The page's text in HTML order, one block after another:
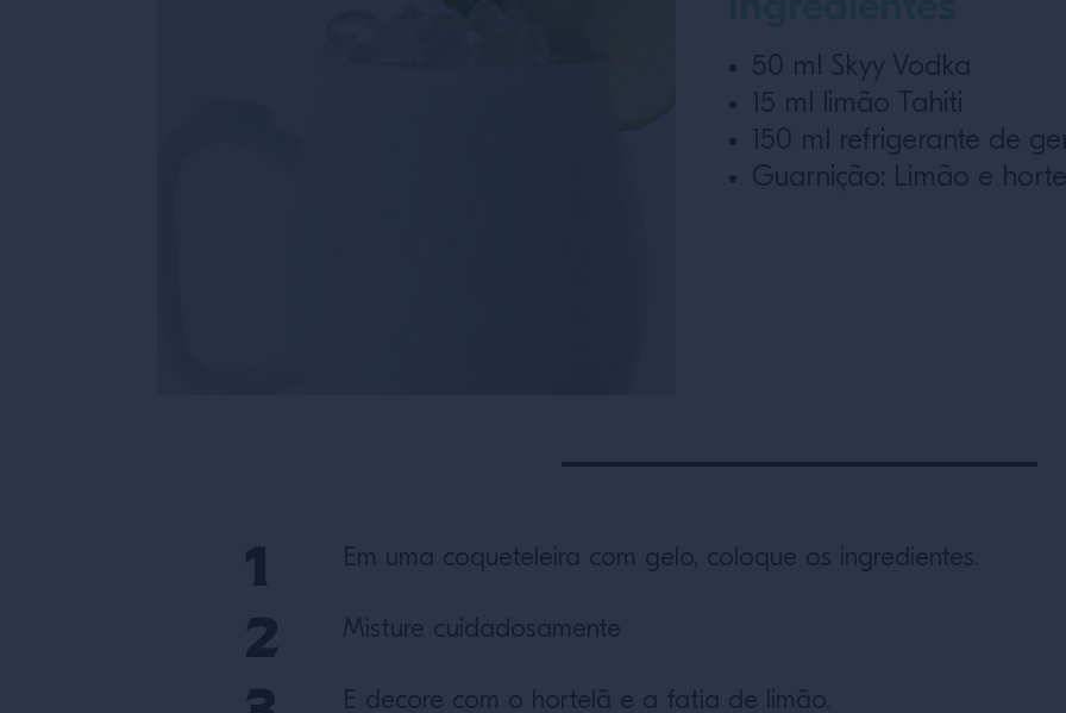
50 ml Skyy Vodka
15 ml limão Tahiti
150 ml refrigerante de
Guarnição: Limão e
Em uma coqueteleira com gelo, coloque os ingredientes.
Misture cuidadosamente
E decore com o hortelã e a fatia de limão.